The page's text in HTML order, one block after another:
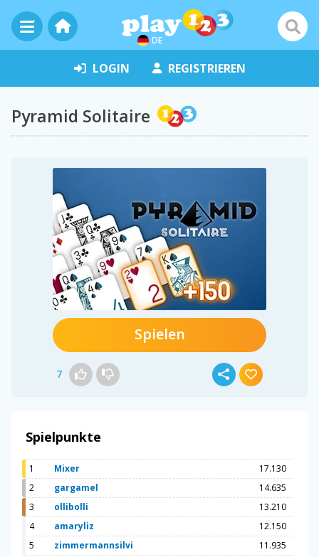
DE
LOGIN REGISTRIEREN
Pyramid Solitaire
Spielen
7
Spielpunkte
1 Mixer
17.130
2
gargamel
14.635
3
ollibolli
13.210
4
amaryliz
12.150
5
zimmermannsilvi
11.935